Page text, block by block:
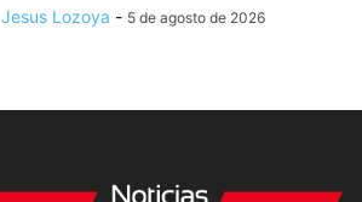
Jesus Lozoya - 5 de agosto de 2026